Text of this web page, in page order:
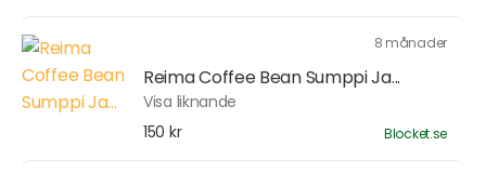
8 månader
Reima Coffee Bean Sumppi Ja...
Visa liknande
150 kr
Blocket.se